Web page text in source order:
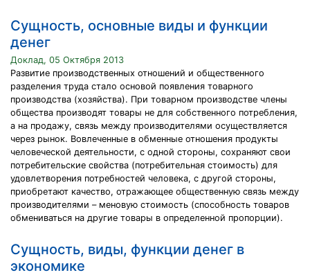
Сущность, основные виды и функции
денег
Доклад, 05 Октября 2013
Развитие производственных отношений и общественного
разделения труда стало основой появления товарного
производства (хозяйства). При товарном производстве члены
общества производят товары не для собственного потребления,
а на продажу, связь между производителями осуществляется
через рынок. Вовлеченные в обменные отношения продукты
человеческой деятельности, с одной стороны, сохраняют свои
потребительские свойства (потребительная стоимость) для
удовлетворения потребностей человека, с другой стороны,
приобретают качество, отражающее общественную связь между
производителями – меновую стоимость (способность товаров
обмениваться на другие товары в определенной пропорции).
Сущность, виды, функции денег в
экономике